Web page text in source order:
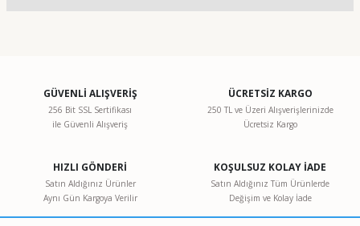
Görüş ve önerileriniz için teşekkür ederiz.
Ürün resmi kalitesiz, bozuk veya görüntülenemiyor.
Ürün bilgilerinde hatalar bulunuyor.
Ürün fiyatı diğer sitelerden daha pahalı.
GÜVENLİ ALIŞVERİŞ
256 Bit SSL Sertifikası
ile Güvenli Alışveriş
ÜCRETSİZ KARGO
250 TL ve Üzeri Alışverişlerinizde
Ücretsiz Kargo
HIZLI GÖNDERİ
Satın Aldığınız Ürünler
Aynı Gün Kargoya Verilir
KOŞULSUZ KOLAY İADE
Satın Aldığınız Tüm Ürünlerde
Değişim ve Kolay İade